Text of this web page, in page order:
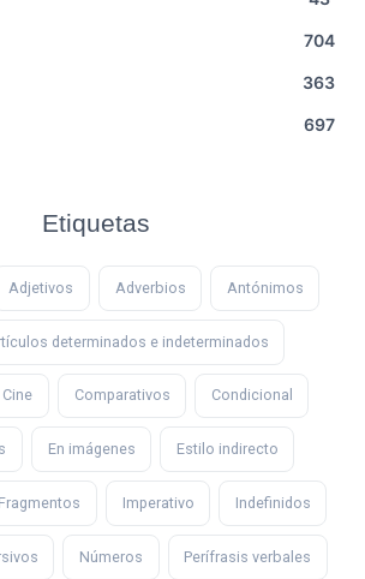
704
363
697
Etiquetas
Adjetivos Adverbios Antónimos
determinados e indeterminados
Cine Comparativos Condicional
En imágenes Estilo indirecto
Fragmentos Imperativo Indefinidos
Números Perífrasis verbales